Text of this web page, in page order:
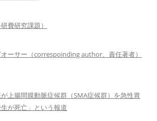
費研究課題）
ーサー（correspoinding author、責任著者）
が上腸間膜動脈症候群（SMA症候群）を急性胃
が死亡」という報道